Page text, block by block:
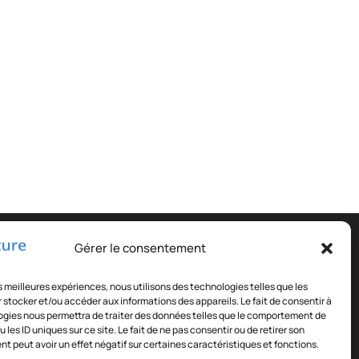
Gérer le consentement
meilleures expériences, nous utilisons des technologies telles que les
stocker et/ou accéder aux informations des appareils. Le fait de consentir à
nous permettra de traiter des données telles que le comportement de
les ID uniques sur ce site. Le fait de ne pas consentir ou de retirer son
peut avoir un effet négatif sur certaines caractéristiques et fonctions.
: